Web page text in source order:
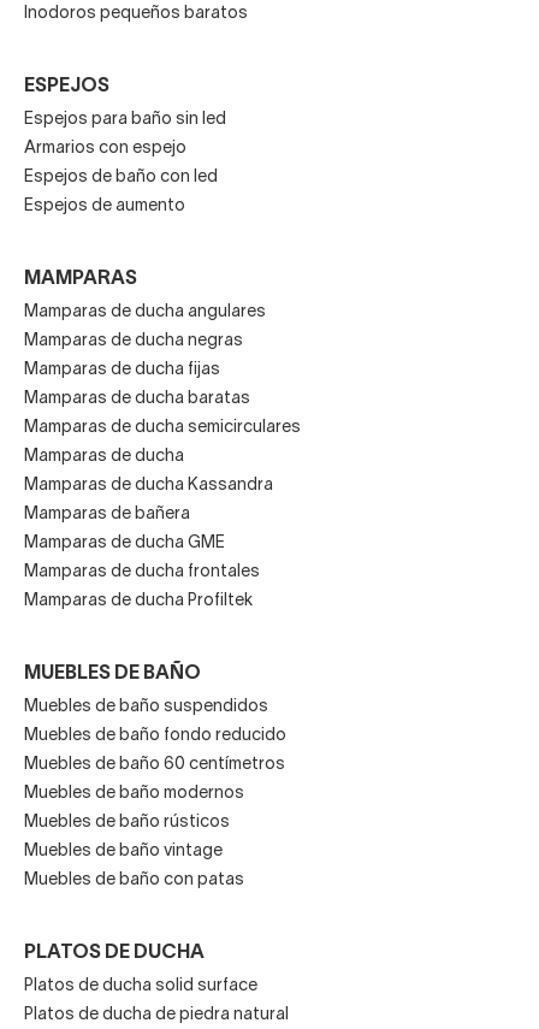
Inodoros pequeños baratos
ESPEJOS
Espejos para baño sin led
Armarios con espejo
Espejos de baño con led
Espejos de aumento
MAMPARAS
Mamparas de ducha angulares
Mamparas de ducha negras
Mamparas de ducha fijas
Mamparas de ducha baratas
Mamparas de ducha semicirculares
Mamparas de ducha
Mamparas de ducha Kassandra
Mamparas de bañera
Mamparas de ducha GME
Mamparas de ducha frontales
Mamparas de ducha Profiltek
MUEBLES DE BAÑO
Muebles de baño suspendidos
Muebles de baño fondo reducido
Muebles de baño 60 centímetros
Muebles de baño modernos
Muebles de baño rústicos
Muebles de baño vintage
Muebles de baño con patas
PLATOS DE DUCHA
Platos de ducha solid surface
Platos de ducha de piedra natural